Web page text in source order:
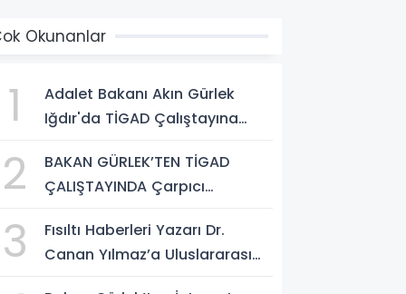
Okunanlar
1
Adalet Bakanı Akın Gürlek
Iğdır'da TİGAD Çalıştayına
Sosyal Medya Düzenlemesi
Mesajı
2
BAKAN GÜRLEK’TEN TİGAD
ÇALIŞTAYINDA Çarpıcı
Yeni Bir Aydınlığa Uyanacağız"
3
Fısıltı Haberleri Yazarı Dr.
Canan Yılmaz’a Uluslararası